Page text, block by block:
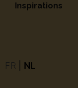
Inspirations
FR NL